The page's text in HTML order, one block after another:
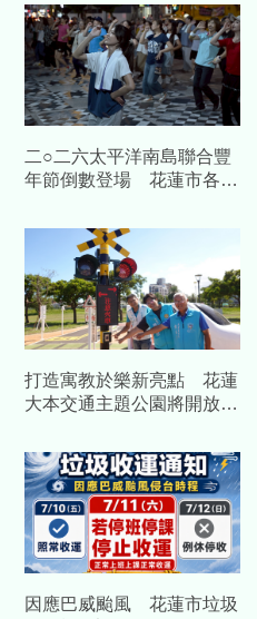
二○二六太平洋南島聯合豐
年節倒數登場 花蓮市各部
打造寓教於樂新亮點 花蓮
大本交通主題公園將開放體
因應巴威颱風 花蓮市垃圾